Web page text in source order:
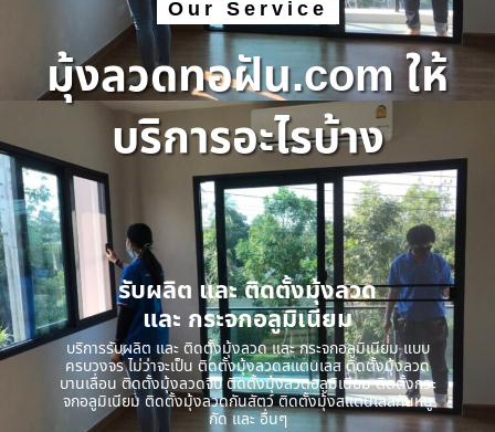
Our Service
มุ้งลวดทอฝัน.com ให้
บริการอะไรบ้าง
รับผลิต และ ติดตั้งมุ้งลวด
และ กระจกอลูมิเนียม
บริการรับผลิต และ ติดตั้งมุ้งลวด และ กระจกอลูมิเนียม แบบ
ครบวงจร ไม่ว่าจะเป็น ติดตั้งมุ้งลวดสแตนเลส ติดตั้งมุ้งลวด
บานเลื่อน ติดตั้งมุ้งลวดจีบ ติดตั้งมุ้งลวดอลูมิเนียม ติดตั้งกระ
จกอลูมิเนียม ติดตั้งมุ้งลวดกันสัตว์ ติดตั้งมุ้งสแตนเลสกันหนู
กัด และ อื่นๆ